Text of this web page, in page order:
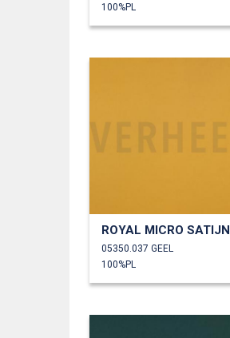
100%PL
ROYAL MICRO SATIJN
05350.037 GEEL
100%PL